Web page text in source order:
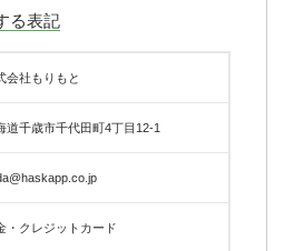
る表記
会社もりもと
道千歳市千代田町4丁目12-1
・クレジットカード